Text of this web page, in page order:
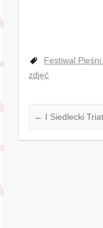
Festiwal
zdjęć
← I Siedlecki